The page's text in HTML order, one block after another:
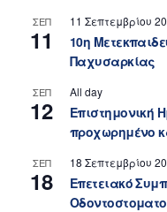
ΣΕΠ
11
11 Σεπτεμβρίου
10η
Παχυσαρκίας
ΣΕΠ
12
All day
Επιστημονική
προχωρημένο
ΣΕΠ
18
18 Σεπτεμβρίου
Επετειακό